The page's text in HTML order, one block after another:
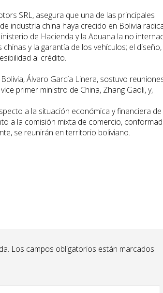
SRL, asegura que una de las principales
industria china haya crecido en Bolivia
de Hacienda y la Aduana la no
y la garantía de los vehículos; el diseño,
al crédito.
Álvaro García Linera, sostuvo
primer ministro de China, Zhang Gaoli, y,
a la situación económica y financiera de
a la comisión mixta de comercio,
se reunirán en territorio boliviano.
Los campos obligatorios están marcados